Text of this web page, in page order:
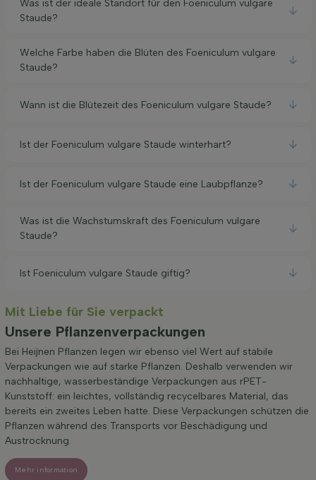
Was ist der ideale Standort für den Foeniculum vulgare
Staude?
Welche Farbe haben die Blüten des Foeniculum vulgare
Staude?
Wann ist die Blütezeit des Foeniculum vulgare Staude?
Ist der Foeniculum vulgare Staude winterhart?
Ist der Foeniculum vulgare Staude eine Laubpflanze?
Was ist die Wachstumskraft des Foeniculum vulgare
Staude?
Ist Foeniculum vulgare Staude giftig?
Mit Liebe für Sie verpackt
Unsere Pflanzenverpackungen
Bei Heijnen Pflanzen legen wir ebenso viel Wert auf stabile
Verpackungen wie auf starke Pflanzen. Deshalb verwenden wir
nachhaltige, wasserbeständige Verpackungen aus rPET-
Kunststoff: ein leichtes, vollständig recycelbares Material, das
bereits ein zweites Leben hatte. Diese Verpackungen schützen die
Pflanzen während des Transports vor Beschädigung und
Austrocknung.
Mehr information